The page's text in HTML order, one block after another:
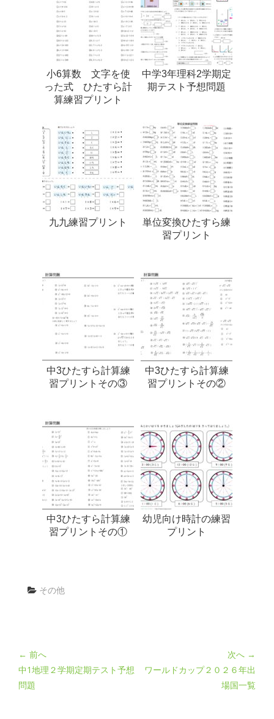
小6算数 文字を使
った式 ひたすら計
算練習プリント
中学3年理科2学期定
期テスト予想問題
九九練習プリント
単位変換ひたすら練
習プリント
中3ひたすら計算練
習プリントその③
中3ひたすら計算練
習プリントその②
中3ひたすら計算練
習プリントその①
幼児向け時計の練習
プリント
その他
← 前へ
中1地理２学期定期テスト予想
問題
次へ →
ワールドカップ２０２６年出
場国一覧